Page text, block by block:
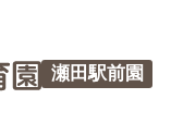
瀬田駅前園